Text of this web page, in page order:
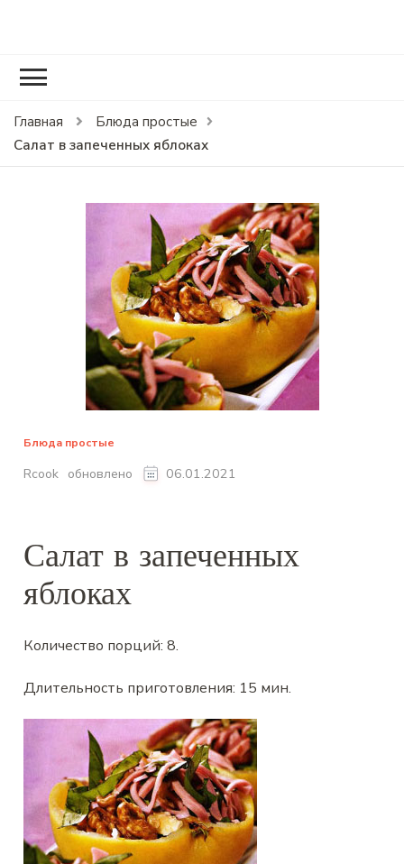
Главная
Блюда простые
Салат в запеченных яблоках
Блюда простые
Rcook обновлено 06.01.2021
Салат в запеченных
яблоках
Количество порций:8.
Длительность приготовления: 15 мин.